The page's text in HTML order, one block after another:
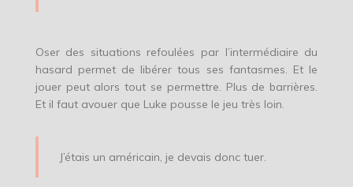
Oser des situations refoulées par l’intermédiaire du
hasard permet de libérer tous ses fantasmes. Et le
jouer peut alors tout se permettre. Plus de barrières.
Et il faut avouer que Luke pousse le jeu très loin.
J’étais un américain, je devais donc tuer.